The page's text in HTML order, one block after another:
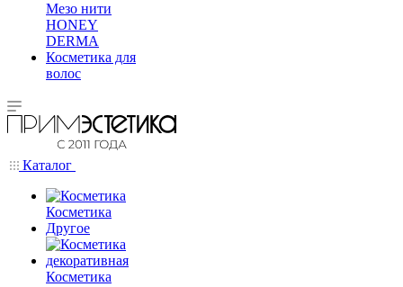
Мезо нити
HONEY
DERMA
Косметика для
волос
Каталог
Косметика
Другое
Косметика